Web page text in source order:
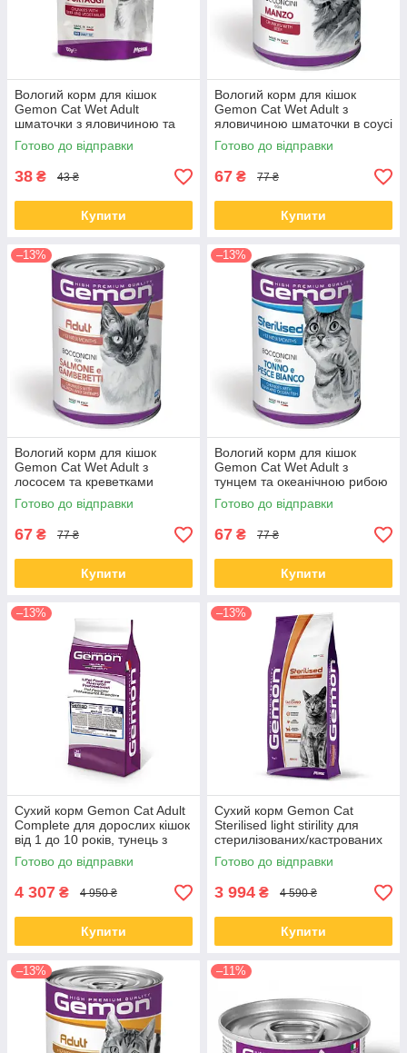
Вологий корм для кішок
Gemon Cat Wet Adult
шматочки з яловичиною та
овочами 100 г від 24 шт
Готово до відправки
38 ₴ 43 ₴
Купити
Вологий корм для кішок
Gemon Cat Wet Adult з
яловичиною шматочки в соусі
415 гр
Готово до відправки
67 ₴ 77 ₴
Купити
–13%
Вологий корм для кішок
Gemon Cat Wet Adult з
лососем та креветками
шматочки в соусі 415 гр
Готово до відправки
67 ₴ 77 ₴
Купити
–13%
Вологий корм для кішок
Gemon Cat Wet Adult з
тунцем та океанічною рибою
шматочки в соусі 415 гр
Готово до відправки
67 ₴ 77 ₴
Купити
–13%
Сухий корм Gemon Cat Adult
Complete для дорослих кішок
від 1 до 10 років, тунець з
лососем 20 КГ
Готово до відправки
4 307 ₴ 4 950 ₴
Купити
–13%
Сухий корм Gemon Cat
Sterilised light stirility для
стерилізованих/кастрованих
кішок з індичкою 20 кг
Готово до відправки
3 994 ₴ 4 590 ₴
Купити
–13% –11%